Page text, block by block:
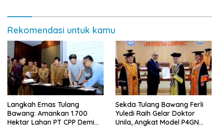
Rekomendasi untuk kamu
Langkah Emas Tulang
Bawang: Amankan 1.700
Hektar Lahan PT CPP Demi
Sekda Tulang Bawang Ferli
Yuledi Raih Gelar Doktor
Unila, Angkat Model P4GN